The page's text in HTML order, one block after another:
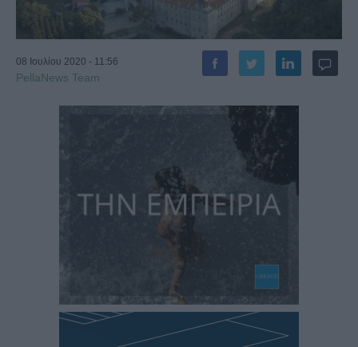
08 Ιουλίου 2020 - 11:56
PellaNews Team